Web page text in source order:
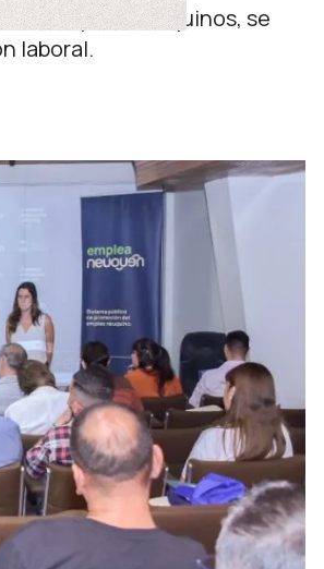
de las y los neuquinos, se
laboral.